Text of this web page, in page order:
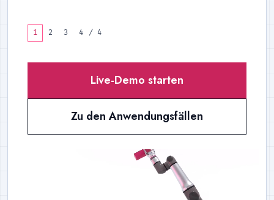
1 2 3 4 / 4
Live-Demo starten
Zu den Anwendungsfällen